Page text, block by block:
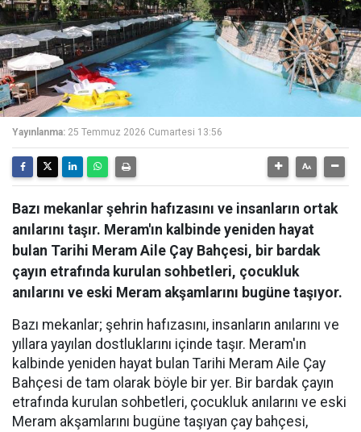
Yayınlanma: 25 Temmuz 2026 Cumartesi 13:56
Bazı mekanlar şehrin hafızasını ve insanların ortak
anılarını taşır. Meram'ın kalbinde yeniden hayat
bulan Tarihi Meram Aile Çay Bahçesi, bir bardak
çayın etrafında kurulan sohbetleri, çocukluk
anılarını ve eski Meram akşamlarını bugüne taşıyor.
Bazı mekanlar; şehrin hafızasını, insanların anılarını ve
yıllara yayılan dostluklarını içinde taşır. Meram'ın
kalbinde yeniden hayat bulan Tarihi Meram Aile Çay
Bahçesi de tam olarak böyle bir yer. Bir bardak çayın
etrafında kurulan sohbetleri, çocukluk anılarını ve eski
Meram akşamlarını bugüne taşıyan çay bahçesi,